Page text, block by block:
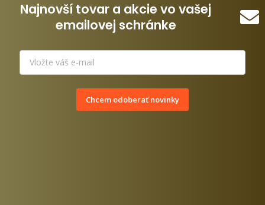
Najnovší tovar a akcie vo vašej
emailovej schránke
Chcem odoberať novinky